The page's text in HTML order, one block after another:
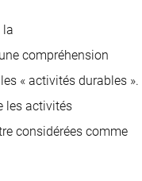
la
compréhension
« activités durables ».
les activités
considérées comme